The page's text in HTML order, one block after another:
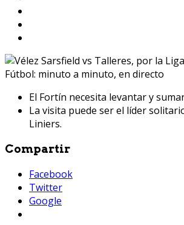
El Fortín necesita levantar y
La visita puede ser el líder
Liniers.
Compartir
Facebook
Twitter
Google